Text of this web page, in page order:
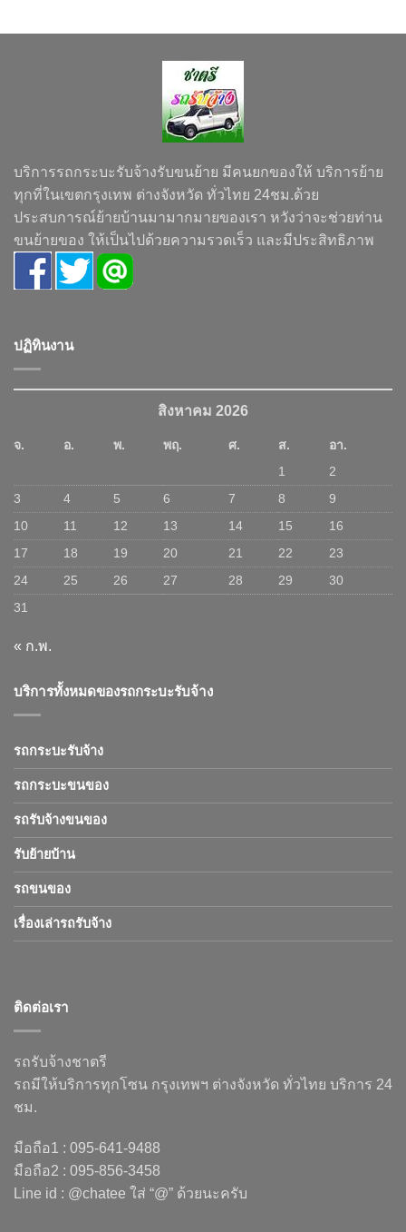
บริการรถกระบะรับจ้างรับขนย้าย มีคนยกของให้ บริการย้าย
ทุกที่ในเขตกรุงเทพ ต่างจังหวัด ทั่วไทย 24ชม.ด้วย
ประสบการณ์ย้ายบ้านมามากมายของเรา หวังว่าจะช่วยท่าน
ขนย้ายของ ให้เป็นไปด้วยความรวดเร็ว และมีประสิทธิภาพ
ปฏิทินงาน
สิงหาคม 2026
จ. อ. พ. พฤ. ศ. ส.
อา.
1
2
3
4 5 6 7 8
9
10
11 12 13 14 15
16
17
18 19 20 21 22
23
24
25 26 27 28 29
30
31
« ก.พ.
บริการทั้งหมดของรถกระบะรับจ้าง
รถกระบะรับจ้าง
รถกระบะขนของ
รถรับจ้างขนของ
รับย้ายบ้าน
รถขนของ
เรื่องเล่ารถรับจ้าง
ติดต่อเรา
รถรับจ้างชาตรี
รถมีให้บริการทุกโซน กรุงเทพฯ ต่างจังหวัด ทั่วไทย บริการ 24
ชม.
มือถือ1 : 095-641-9488
มือถือ2 : 095-856-3458
Line id : @chatee ใส่ “@” ด้วยนะครับ